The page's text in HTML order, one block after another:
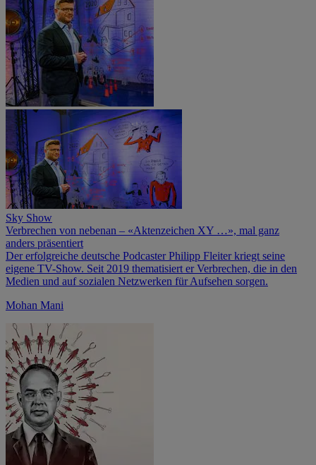
Sky Show
Verbrechen von nebenan – «Aktenzeichen XY …», mal ganz
anders präsentiert
Der erfolgreiche deutsche Podcaster Philipp Fleiter kriegt seine
eigene TV-Show. Seit 2019 thematisiert er Verbrechen, die in den
Medien und auf sozialen Netzwerken für Aufsehen sorgen.
Mohan Mani